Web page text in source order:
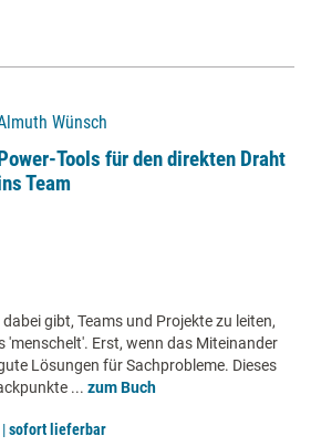
Wünsch
Tools für den direkten Draht
Team
gibt, Teams und Projekte zu leiten,
'menschelt'. Erst, wenn das Miteinander
Lösungen für Sachprobleme. Dieses
... zum Buch
|sofort lieferbar